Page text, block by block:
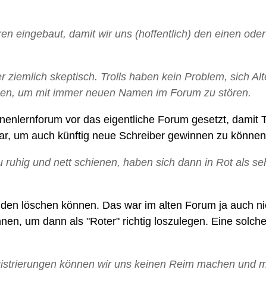
eingebaut, damit wir uns (hoffentlich) den einen
skeptisch. Trolls haben kein Problem, sich
um mit immer neuen Namen im Forum zu stören.
vor das eigentliche Forum gesetzt, damit
um auch künftig neue Schreiber gewinnen zu
und nett schienen, haben sich dann in Rot als
löschen können. Das war im alten Forum ja auch
um dann als "Roter" richtig loszulegen. Eine
können wir uns keinen Reim machen und